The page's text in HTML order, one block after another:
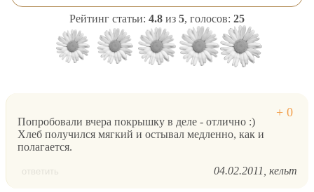
Рейтинг статьи: 4.8 из 5, голосов: 25
Попробовали вчера покрышку в деле - отлично :)
Хлеб получился мягкий и остывал медленно, как и
полагается.
ответить 04.02.2011 кельт